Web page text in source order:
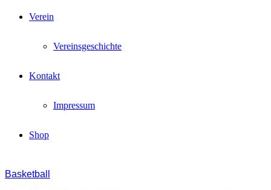
Verein
Vereinsgeschichte
Kontakt
Impressum
Shop
Basketball